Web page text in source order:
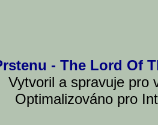
- The Lord Of
Vytvoril a spravuje pro
Optimalizováno pro